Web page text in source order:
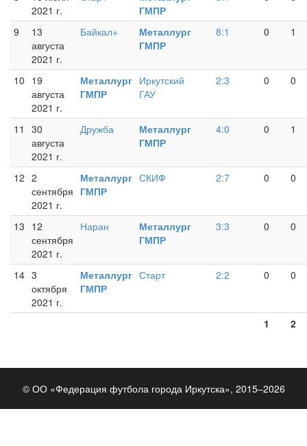
2021 г.
ГМПР
9
13
августа
2021 г.
Байкал+
Металлург
ГМПР
8:1 0 1
10 19
августа
2021 г.
Металлург
ГМПР
Иркутский
ГАУ
2:3 0 0
11
30
августа
2021 г.
Дружба
Металлург
ГМПР
4:0 0 1
12 2
сентября
2021 г.
Металлург
ГМПР
СКИФ 2:7 0 0
13 12
сентября
2021 г.
Наран
Металлург
ГМПР
3:3 0 0
14 3
октября
2021 г.
Металлург
ГМПР
Старт 2:2 0 0
1 2
© ОО «Федерация футбола города Иркутска», 2015–2026